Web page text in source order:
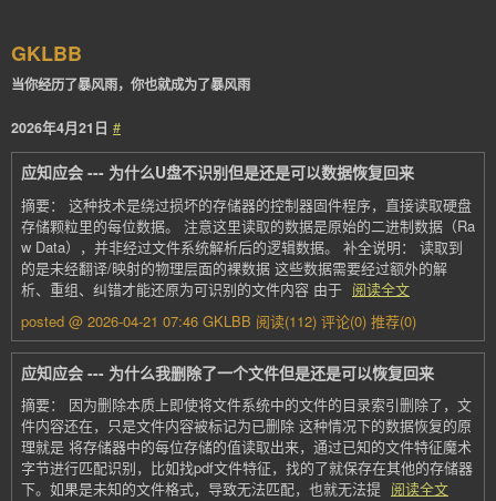
GKLBB
当你经历了暴风雨，你也就成为了暴风雨
2026年4月21日 #
应知应会 --- 为什么U盘不识别但是还是可以数据恢复回来
摘要： 这种技术是绕过损坏的存储器的控制器固件程序，直接读取硬盘
存储颗粒里的每位数据。 注意这里读取的数据是原始的二进制数据（Ra
w Data），并非经过文件系统解析后的逻辑数据。 补全说明： 读取到
的是未经翻译/映射的物理层面的裸数据 这些数据需要经过额外的解
析、重组、纠错才能还原为可识别的文件内容 由于 阅读全文
posted @ 2026-04-21 07:46 GKLBB 阅读(112) 评论(0) 推荐(0)
应知应会 --- 为什么我删除了一个文件但是还是可以恢复回来
摘要： 因为删除本质上即使将文件系统中的文件的目录索引删除了，文
件内容还在，只是文件内容被标记为已删除 这种情况下的数据恢复的原
理就是 将存储器中的每位存储的值读取出来，通过已知的文件特征魔术
字节进行匹配识别，比如找pdf文件特征，找的了就保存在其他的存储器
下。如果是未知的文件格式，导致无法匹配，也就无法提 阅读全文